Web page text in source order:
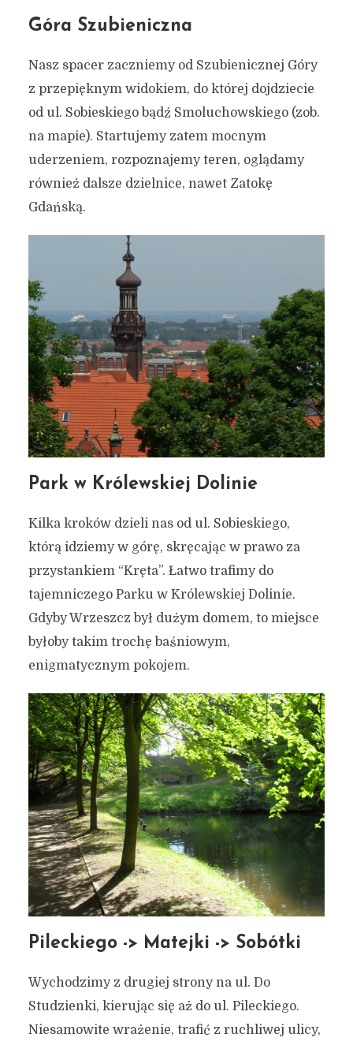
Góra Szubieniczna
Nasz spacer zaczniemy od Szubienicznej Góry
z przepięknym widokiem, do której dojdziecie
od ul. Sobieskiego bądź Smoluchowskiego (zob.
na mapie). Startujemy zatem mocnym
uderzeniem, rozpoznajemy teren, oglądamy
również dalsze dzielnice, nawet Zatokę
Gdańską.
Park w Królewskiej Dolinie
Kilka kroków dzieli nas od ul. Sobieskiego,
którą idziemy w górę, skręcając w prawo za
przystankiem “Kręta”. Łatwo trafimy do
tajemniczego Parku w Królewskiej Dolinie.
Gdyby Wrzeszcz był dużym domem, to miejsce
byłoby takim trochę baśniowym,
enigmatycznym pokojem.
Pileckiego -> Matejki -> Sobótki
Wychodzimy z drugiej strony na ul. Do
Studzienki, kierując się aż do ul. Pileckiego.
Niesamowite wrażenie, trafić z ruchliwej ulicy,